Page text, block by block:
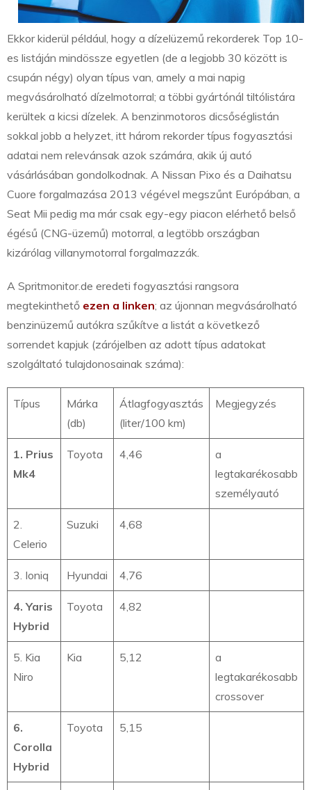
Ekkor kiderül például, hogy a dízelüzemű rekorderek Top 10-
es listáján mindössze egyetlen (de a legjobb 30 között is
csupán négy) olyan típus van, amely a mai napig
megvásárolható dízelmotorral; a többi gyártónál tiltólistára
kerültek a kicsi dízelek. A benzinmotoros dicsőséglistán
sokkal jobb a helyzet, itt három rekorder típus fogyasztási
adatai nem relevánsak azok számára, akik új autó
vásárlásában gondolkodnak. A Nissan Pixo és a Daihatsu
Cuore forgalmazása 2013 végével megszűnt Európában, a
Seat Mii pedig ma már csak egy-egy piacon elérhető belső
égésű (CNG-üzemű) motorral, a legtöbb országban
kizárólag villanymotorral forgalmazzák.
A Spritmonitor.de eredeti fogyasztási rangsora
megtekinthető ezen a linken; az újonnan megvásárolható
benzinüzemű autókra szűkítve a listát a következő
sorrendet kapjuk (zárójelben az adott típus adatokat
szolgáltató tulajdonosainak száma):
Típus
Márka
(db)
Átlagfogyasztás
(liter/100 km)
Megjegyzés
1. Prius
Mk4
Toyota 4,46
a
legtakarékosabb
személyautó
2.
Celerio
Suzuki 4,68
3. Ioniq Hyundai 4,76
4. Yaris
Hybrid
Toyota 4,82
5. Kia
Niro
Kia 5,12
a
legtakarékosabb
crossover
6.
Corolla
Hybrid
Toyota 5,15